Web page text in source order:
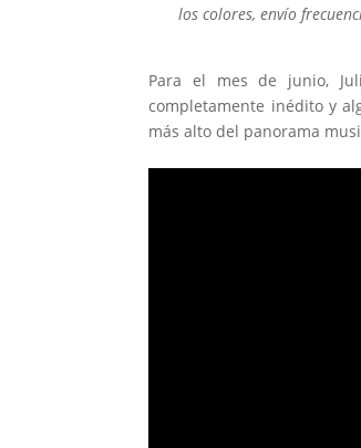
los colores, envío
Para el mes de junio,
completamente inédito y
más alto del panorama